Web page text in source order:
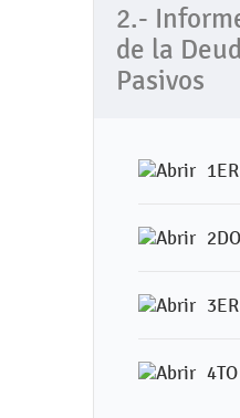
2.-
de la
Pasivos